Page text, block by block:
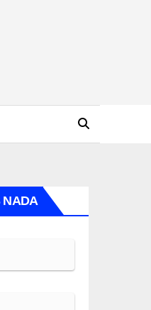
NADA